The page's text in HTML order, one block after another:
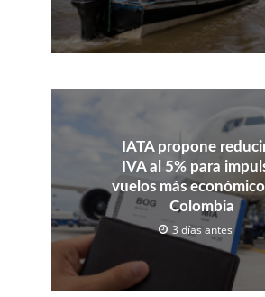
IATA propone
IVA al 5% para
vuelos más
Colombia
3 días antes